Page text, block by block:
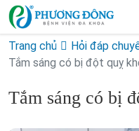
Trang chủ Hỏi đáp
Tắm sáng có bị đột quỵ
Tắm sáng có bị